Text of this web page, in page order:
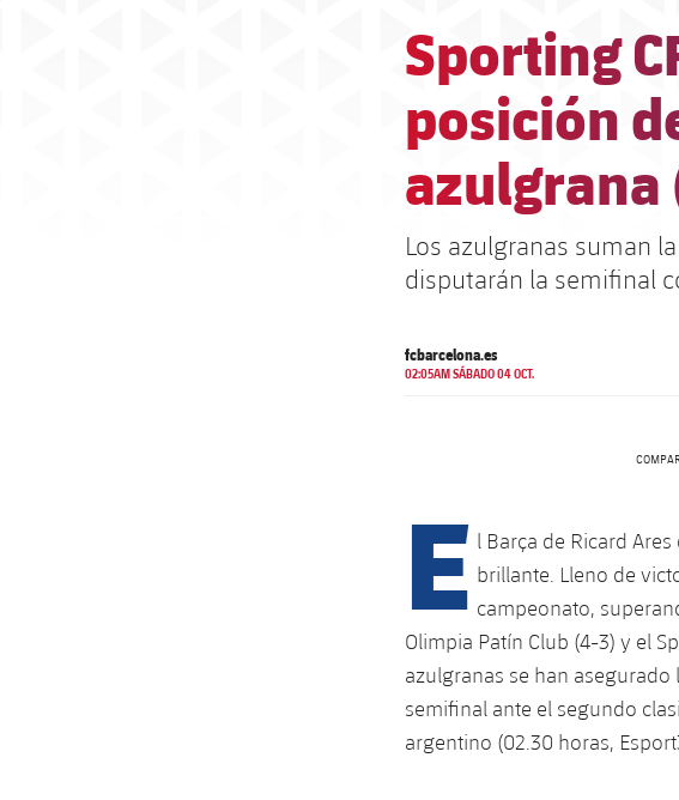
Sporting
posición
azulgrana
Los azulgranas suman
disputarán la semifinal
fcbarcelona.es
02:05AM SÁBADO 04 OCT.
E l Barça de Ricard
brillante. Lleno de
campeonato,
Olimpia Patín Club (4-3) y el
azulgranas se han
semifinal ante el segundo
argentino (02.30 horas,